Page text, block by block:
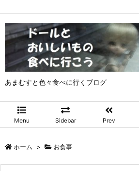
あまむすと色々食べに行くブログ
Menu Sidebar Prev
ホーム > お食事